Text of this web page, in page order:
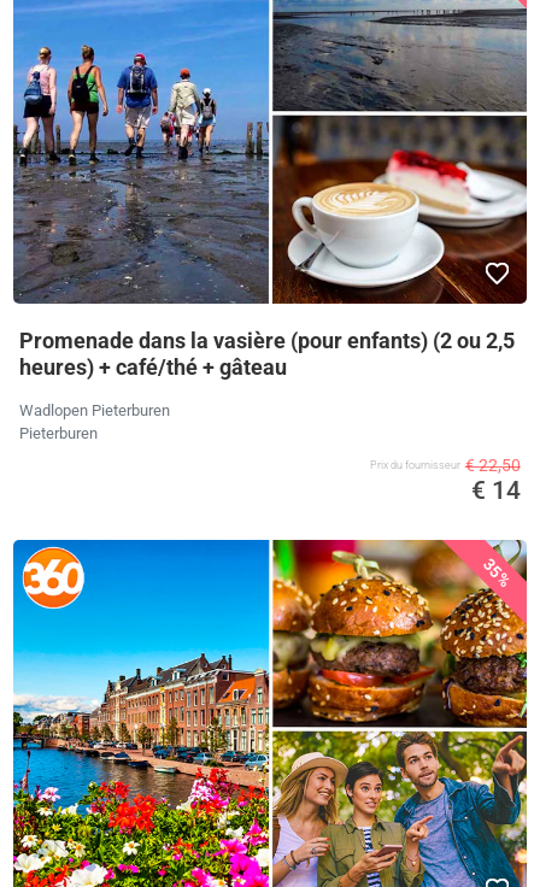
Promenade dans la vasière (pour enfants) (2 ou 2,5
heures) + café/thé + gâteau
Wadlopen Pieterburen
Pieterburen
Prix ​​du fournisseur € 22,50
€ 14
35%